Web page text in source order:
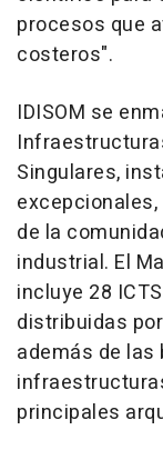
procesos que
costeros".
IDISOM se
Singulares,
de la
industrial. El
incluye 28
distribuidas
además de las
principales